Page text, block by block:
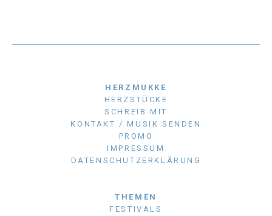
HERZMUKKE
HERZSTÜCKE
SCHREIB MIT
KONTAKT / MUSIK SENDEN
PROMO
IMPRESSUM
DATENSCHUTZERKLÄRUNG
THEMEN
FESTIVALS